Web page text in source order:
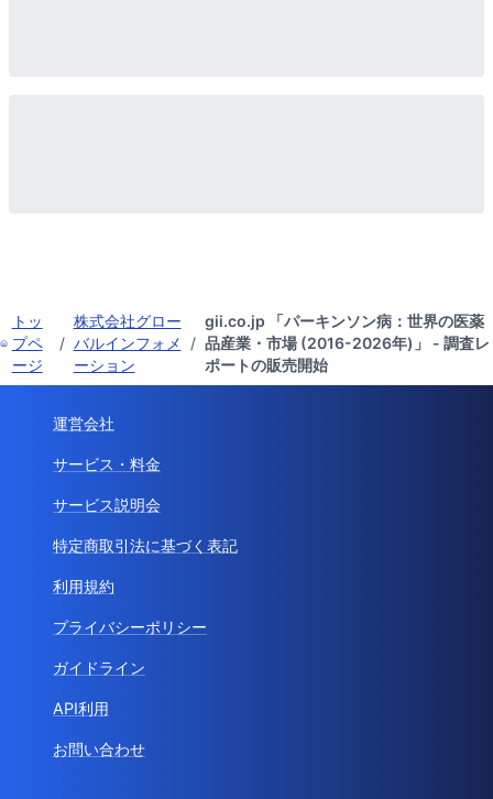
トッ
プペ
ージ
/
株式会社グロー
バルインフォメ
ーション
/
gii.co.jp 「パーキンソン病：世界の医薬
品産業・市場 (2016-2026年)」 - 調査レ
ポートの販売開始
運営会社
サービス・料金
サービス説明会
特定商取引法に基づく表記
利用規約
プライバシーポリシー
ガイドライン
API利用
お問い合わせ